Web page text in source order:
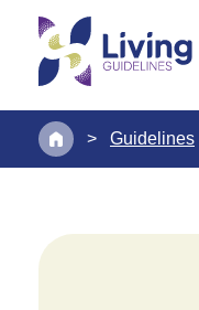
> Guidelines